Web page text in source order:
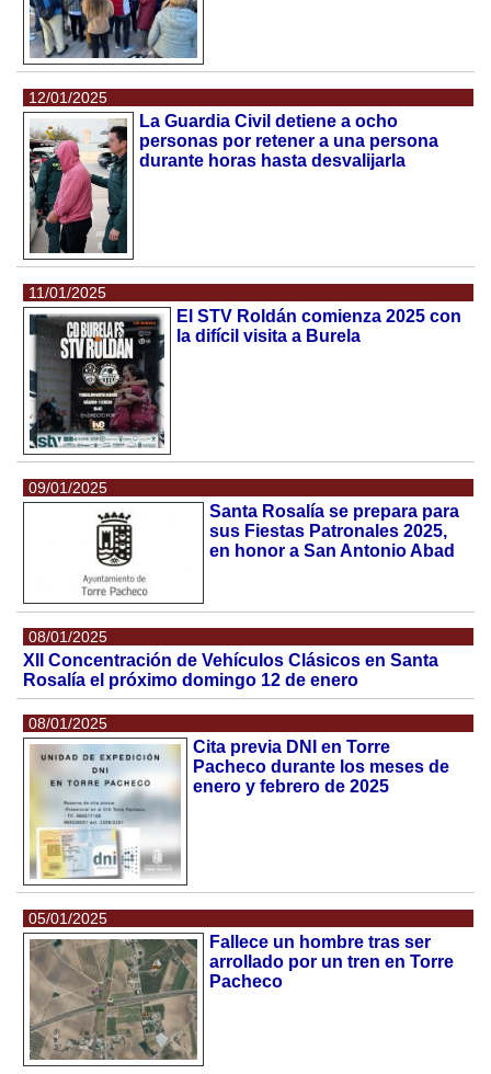
12/01/2025
La Guardia Civil detiene a ocho
personas por retener a una persona
durante horas hasta desvalijarla
11/01/2025
El STV Roldán comienza 2025 con
la difícil visita a Burela
09/01/2025
Santa Rosalía se prepara para
sus Fiestas Patronales 2025,
en honor a San Antonio Abad
08/01/2025
XII Concentración de Vehículos Clásicos en Santa
Rosalía el próximo domingo 12 de enero
08/01/2025
Cita previa DNI en Torre
Pacheco durante los meses de
enero y febrero de 2025
05/01/2025
Fallece un hombre tras ser
arrollado por un tren en Torre
Pacheco